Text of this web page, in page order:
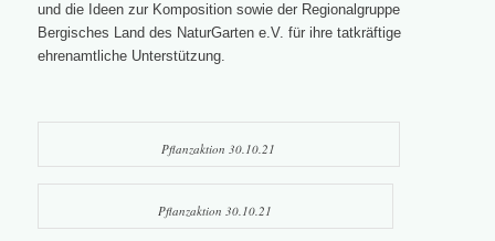
und die Ideen zur Komposition sowie der Regionalgruppe
Bergisches Land des NaturGarten e.V. für ihre tatkräftige
ehrenamtliche Unterstützung.
Pflanzaktion 30.10.21
Pflanzaktion 30.10.21